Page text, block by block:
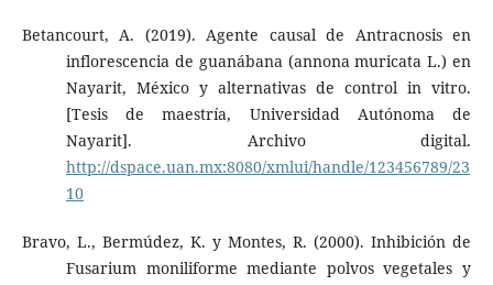
Betancourt, A. (2019). Agente causal de Antracnosis en
inflorescencia de guanábana (annona muricata L.) en
Nayarit, México y alternativas de control in vitro.
[Tesis de maestría, Universidad Autónoma de
Nayarit]. Archivo digital.
http://dspace.uan.mx:8080/xmlui/handle/123456789/23
10
Bravo, L., Bermúdez, K. y Montes, R. (2000). Inhibición de
Fusarium moniliforme mediante polvos vegetales y